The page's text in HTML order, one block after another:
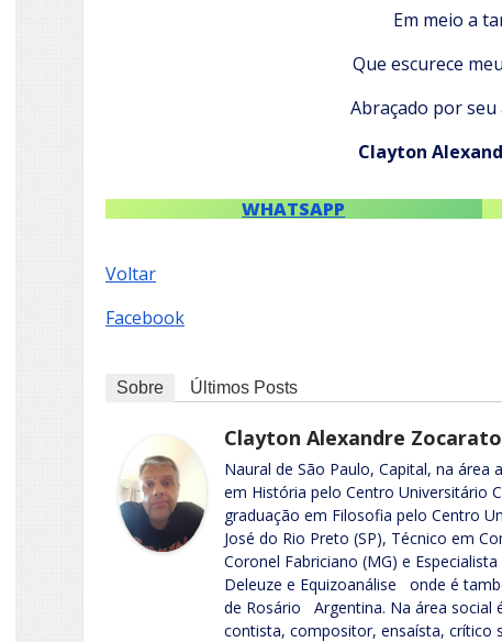
Em meio a
Que escurece
Abraçado por
Clayton
WHATSAPP
Voltar
Facebook
Sobre Últimos Posts
Clayton Alexandre Zocarato
Naural de São Paulo, Capital, na área
em História pelo Centro Universitário
graduação em Filosofia pelo Centro
José do Rio Preto (SP), Técnico em
Coronel Fabriciano (MG) e
Deleuze e Equizoanálise onde é
de Rosário Argentina. Na área social
contista, compositor, ensaísta, crítico